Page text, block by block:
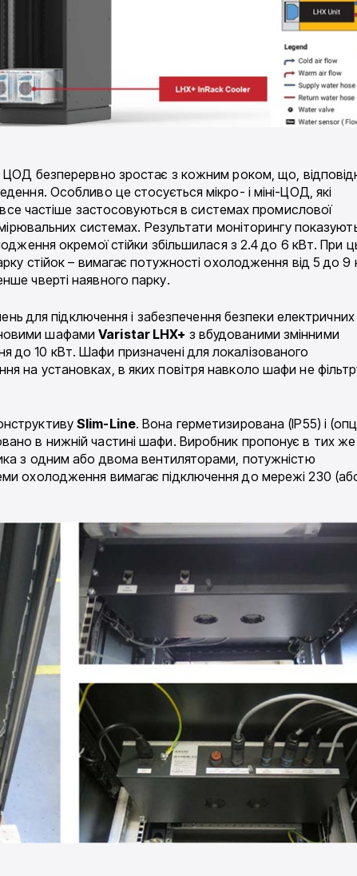
ЦОД безперервно зростає з кожним роком, що,
Особливо це стосується мікро- і міні-ЦОД, які
все частіше застосовуються в системах промислової
системах. Результати моніторингу
окремої стійки збільшилася з 2.4 до 6 кВт. При
стійок – вимагає потужності охолодження від 5 до 9
чверті наявного парку.
для підключення і забезпечення безпеки електричних
шафамиVaristar LHX+ з вбудованими змінними
до 10 кВт. Шафи призначені для локалізованого
на установках, в яких повітря навколо шафи не
Slim-Line. Вона герметизирована (IP55) і
в нижній частині шафи. Виробник пропонує в тих же
з одним або двома вентиляторами, потужністю
охолодження вимагає підключення до мережі 230